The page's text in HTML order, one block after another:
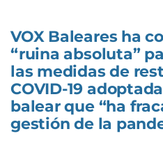
VOX Baleares ha
“ruina absoluta”
las medidas de
COVID-19
balear que “ha
gestión de la